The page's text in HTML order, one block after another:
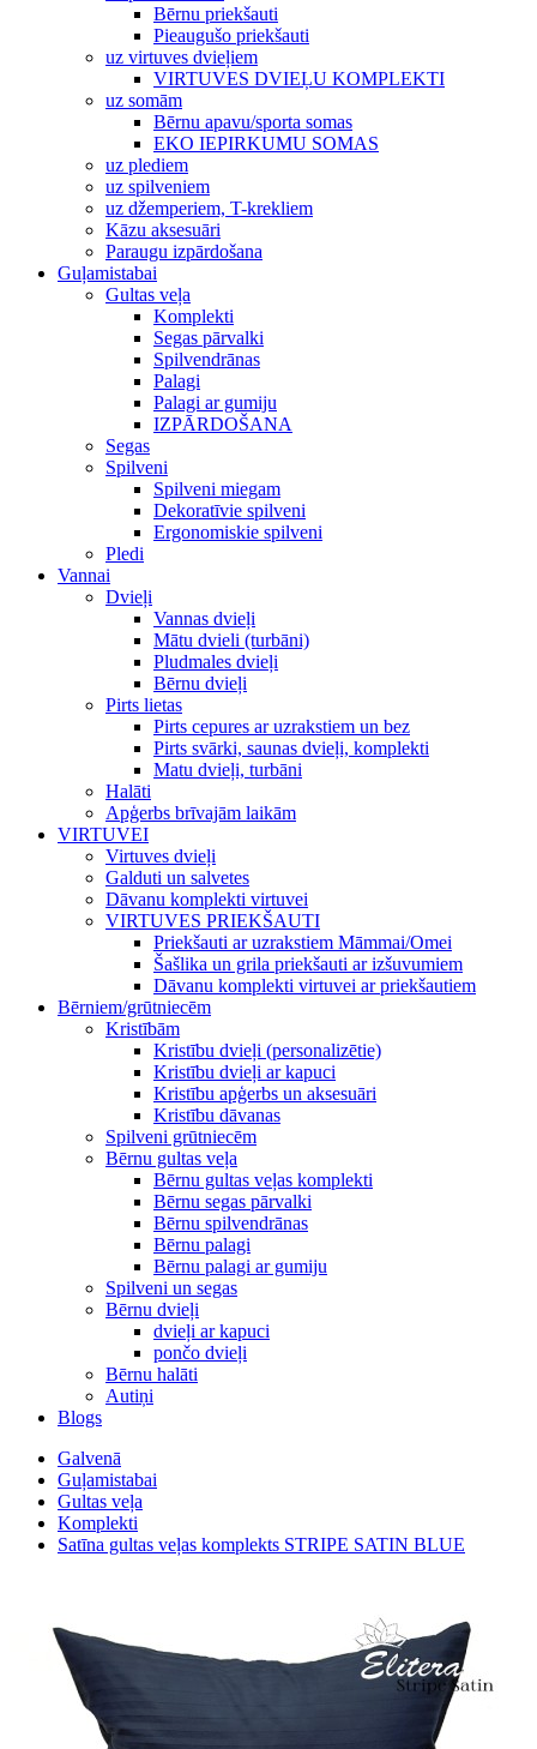
Bērnu priekšauti
Pieaugušo priekšauti
uz virtuves dvieļiem
VIRTUVES DVIEĻU KOMPLEKTI
uz somām
Bērnu apavu/sporta somas
EKO IEPIRKUMU SOMAS
uz plediem
uz spilveniem
uz džemperiem, T-krekliem
Kāzu aksesuāri
Paraugu izpārdošana
Guļamistabai
Gultas veļa
Komplekti
Segas pārvalki
Spilvendrānas
Palagi
Palagi ar gumiju
IZPĀRDOŠANA
Segas
Spilveni
Spilveni miegam
Dekoratīvie spilveni
Ergonomiskie spilveni
Pledi
Vannai
Dvieļi
Vannas dvieļi
Mātu dvieli (turbāni)
Pludmales dvieļi
Bērnu dvieļi
Pirts lietas
Pirts cepures ar uzrakstiem un bez
Pirts svārki, saunas dvieļi, komplekti
Matu dvieļi, turbāni
Halāti
Apģerbs brīvajām laikām
VIRTUVEI
Virtuves dvieļi
Galduti un salvetes
Dāvanu komplekti virtuvei
VIRTUVES PRIEKŠAUTI
Priekšauti ar uzrakstiem Māmmai/Omei
Šašlika un grila priekšauti ar izšuvumiem
Dāvanu komplekti virtuvei ar priekšautiem
Bērniem/grūtniecēm
Kristībām
Kristību dvieļi (personalizētie)
Kristību dvieļi ar kapuci
Kristību apģerbs un aksesuāri
Kristību dāvanas
Spilveni grūtniecēm
Bērnu gultas veļa
Bērnu gultas veļas komplekti
Bērnu segas pārvalki
Bērnu spilvendrānas
Bērnu palagi
Bērnu palagi ar gumiju
Spilveni un segas
Bērnu dvieļi
dvieļi ar kapuci
pončo dvieļi
Bērnu halāti
Autiņi
Blogs
Galvenā
Guļamistabai
Gultas veļa
Komplekti
Satīna gultas veļas komplekts STRIPE SATIN BLUE